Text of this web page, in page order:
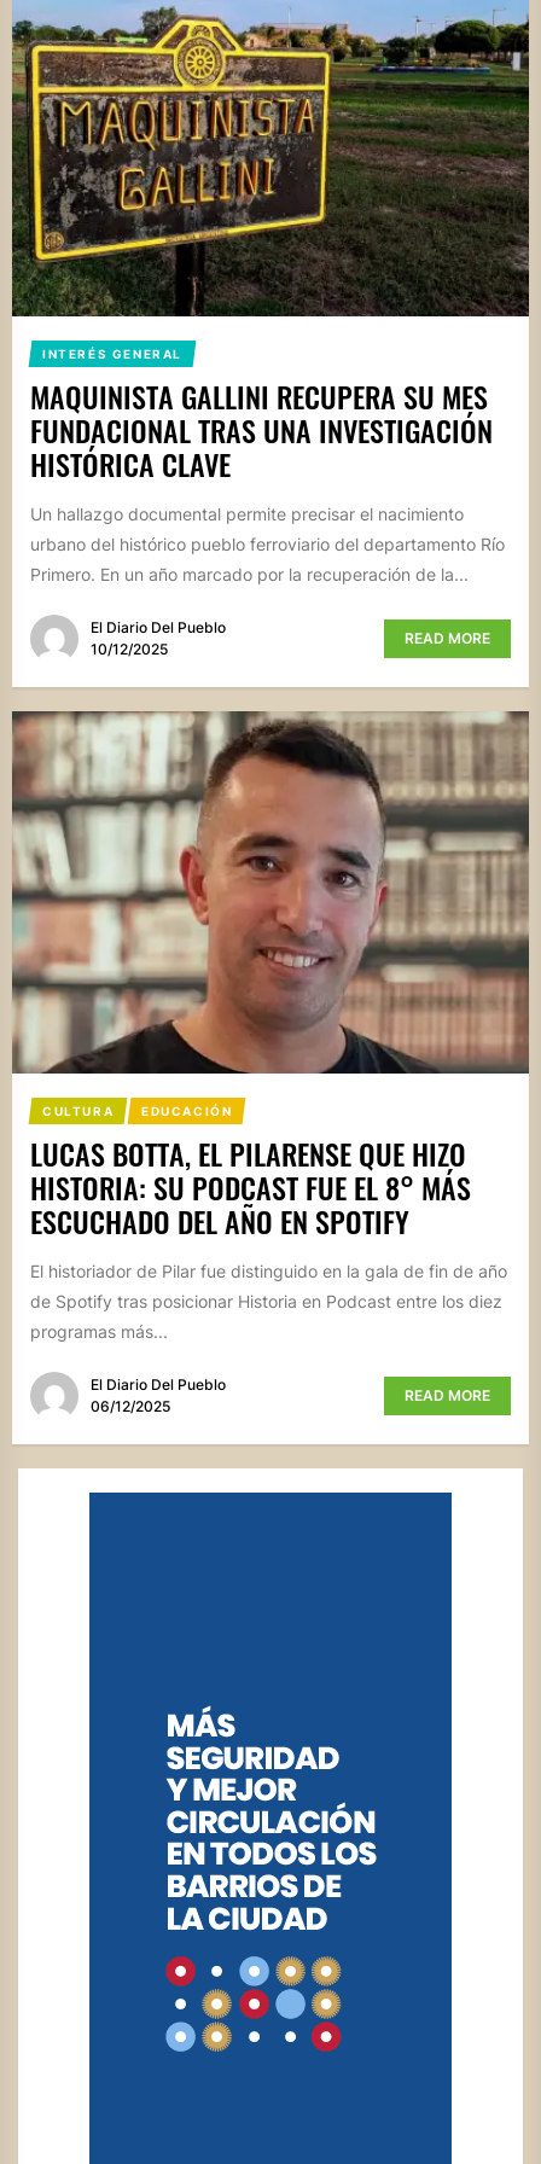
INTERÉS GENERAL
MAQUINISTA GALLINI RECUPERA SU MES
FUNDACIONAL TRAS UNA INVESTIGACIÓN
HISTÓRICA CLAVE
Un hallazgo documental permite precisar el nacimiento
urbano del histórico pueblo ferroviario del departamento Río
Primero. En un año marcado por la recuperación de la...
El Diario Del Pueblo
10/12/2025
READ MORE
CULTURA EDUCACIÓN
LUCAS BOTTA, EL PILARENSE QUE HIZO
HISTORIA: SU PODCAST FUE EL 8° MÁS
ESCUCHADO DEL AÑO EN SPOTIFY
El historiador de Pilar fue distinguido en la gala de fin de año
de Spotify tras posicionar Historia en Podcast entre los diez
programas más...
El Diario Del Pueblo
06/12/2025
READ MORE